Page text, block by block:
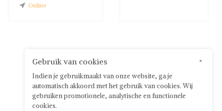
Online
×
Gebruik van cookies
Indien je gebruikmaakt van onze website, ga je
automatisch akkoord met het gebruik van cookies. Wij
gebruiken promotionele, analytische en functionele
cookies.